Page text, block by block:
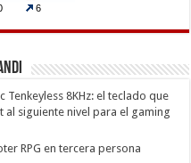
Tenkeyless 8KHz: el teclado que
al siguiente nivel para el gaming
RPG en tercera persona